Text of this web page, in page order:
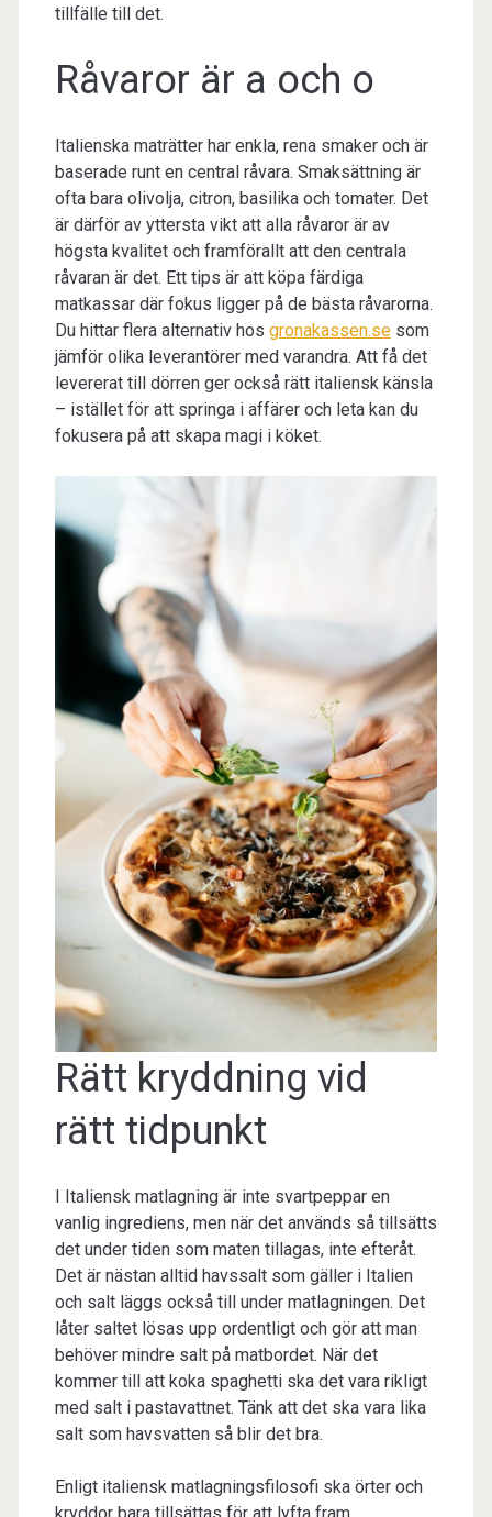
tillfälle till det.
Råvaror är a och o
Italienska maträtter har enkla, rena smaker och är
baserade runt en central råvara. Smaksättning är
ofta bara olivolja, citron, basilika och tomater. Det
är därför av yttersta vikt att alla råvaror är av
högsta kvalitet och framförallt att den centrala
råvaran är det. Ett tips är att köpa färdiga
matkassar där fokus ligger på de bästa råvarorna.
Du hittar flera alternativ hos gronakassen.sesom
jämför olika leverantörer med varandra. Att få det
levererat till dörren ger också rätt italiensk känsla
– istället för att springa i affärer och leta kan du
fokusera på att skapa magi i köket.
Rätt kryddning vid
rätt tidpunkt
I Italiensk matlagning är inte svartpeppar en
vanlig ingrediens, men när det används så tillsätts
det under tiden som maten tillagas, inte efteråt.
Det är nästan alltid havssalt som gäller i Italien
och salt läggs också till under matlagningen. Det
låter saltet lösas upp ordentligt och gör att man
behöver mindre salt på matbordet. När det
kommer till att koka spaghetti ska det vara rikligt
med salt i pastavattnet. Tänk att det ska vara lika
salt som havsvatten så blir det bra.
Enligt italiensk matlagningsfilosofi ska örter och
kryddor bara tillsättas för att lyfta fram